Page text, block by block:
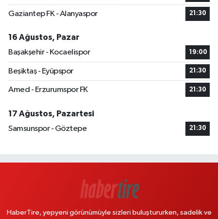
Gaziantep FK - Alanyaspor 21:30
16 Ağustos, Pazar
Başakşehir - Kocaelispor
19:00
Beşiktaş - Eyüpspor 21:30
Amed - Erzurumspor FK 21:30
17 Ağustos, Pazartesi
Samsunspor - Göztepe
21:30
HaberTire, yepyeni görünümüyle sizleri buluştururken, sadelik ve